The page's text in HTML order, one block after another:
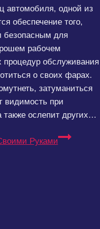
автомобиля, одной из
обеспечение того,
для
рабочем
обслуживания
о своих фарах.
затуманиться
видимость при
ослепит других…
Руками